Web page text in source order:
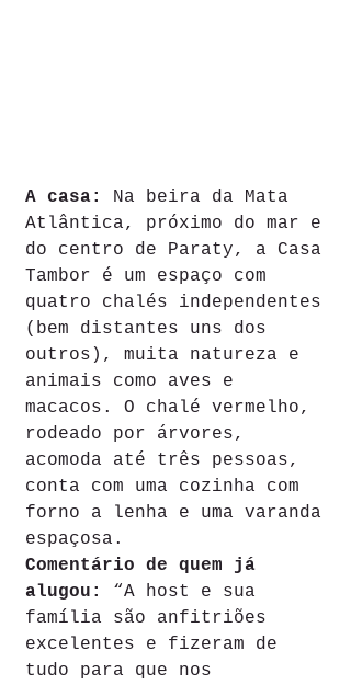
A casa: Na beira da Mata
Atlântica, próximo do mar e
do centro de Paraty, a Casa
Tambor é um espaço com
quatro chalés independentes
(bem distantes uns dos
outros), muita natureza e
animais como aves e
macacos. O chalé vermelho,
rodeado por árvores,
acomoda até três pessoas,
conta com uma cozinha com
forno a lenha e uma varanda
espaçosa.
Comentário de quem já
alugou: “A host e sua
família são anfitriões
excelentes e fizeram de
tudo para que nos